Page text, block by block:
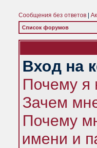
Сообщения без ответов
Список форумов
Вход на
Почему я
Зачем
Почему
имени и